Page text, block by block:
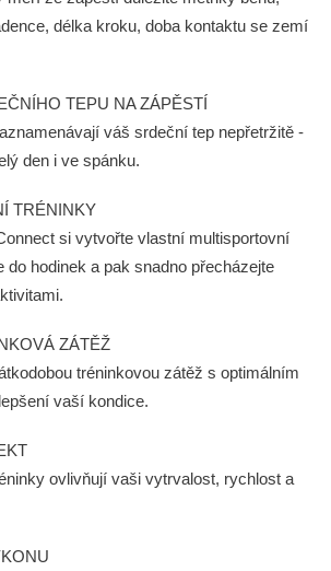
délka kroku, doba kontaktu se zemí
TEPU NA ZÁPĚSTÍ
váš srdeční tep nepřetržitě -
den i ve spánku.
TRÉNINKY
si vytvořte vlastní multisportovní
do hodinek a pak snadno přecházejte
ZÁTĚŽ
tréninkovou zátěž s optimálním
vaší kondice.
ovlivňují vaši vytrvalost, rychlost a